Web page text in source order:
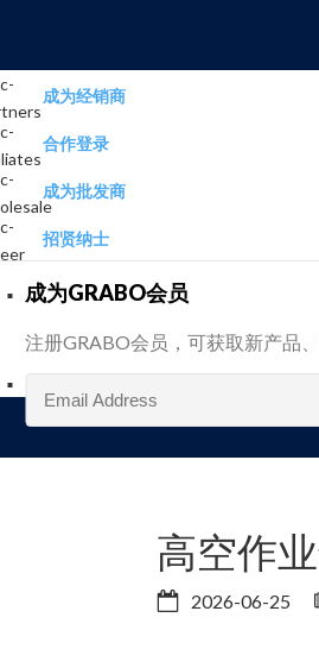
成为经销商
合作登录
成为批发商
招贤纳士
成为GRABO会员
注册GRABO会员，可获取新产品
高空作
2026-06-25